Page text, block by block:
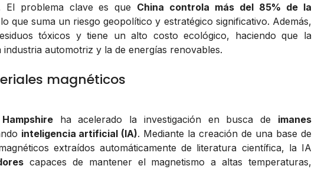
El problema clave es que China controla más del 85% de la
que suma un riesgo geopolítico y estratégico significativo. Además,
tóxicos y tiene un alto costo ecológico, haciendo que la
automotriz y la de energías renovables.
magnéticos
ha acelerado la investigación en busca de imanes
inteligencia artificial (IA). Mediante la creación de una base de
extraídos automáticamente de literatura científica, la IA
capaces de mantener el magnetismo a altas temperaturas,